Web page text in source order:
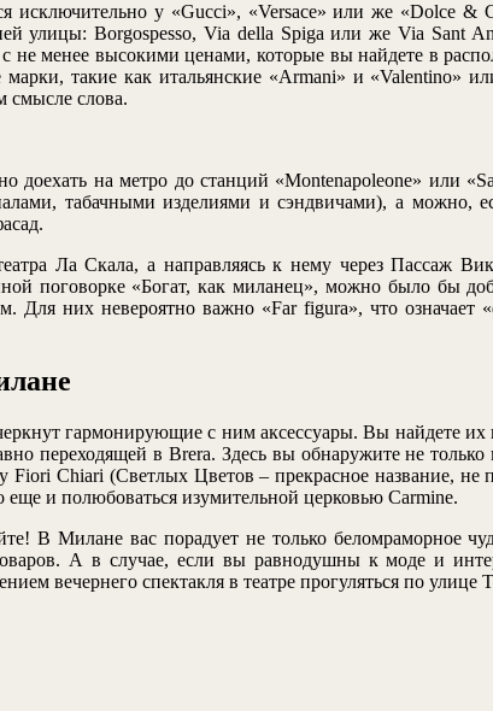
исключительно у «Gucci», «Versace» или же «Dolce
улицы: Borgospesso, Via della Spiga или же Via Sant
не менее высокими ценами, которые вы найдете в
марки, такие как итальянские «Armani» и
смысле слова.
доехать на метро до станций «Montenapoleone» или
табачными изделиями и сэндвичами), а
Ла Скала, а направляясь к нему через Пассаж
поговорке «Богат, как миланец», можно было бы
них невероятно важно «Far figura», что означает
гармонирующие с ним аксессуары. Вы найдете
переходящей в Brera. Здесь вы обнаружите не
Chiari (Светлых Цветов – прекрасное название,
и полюбоваться изумительной церковью Carmine.
В Милане вас порадует не только беломраморное
А в случае, если вы равнодушны к моде и
вечернего спектакля в театре прогуляться по улице